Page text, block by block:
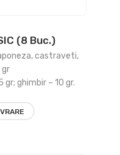
Add
wishlist
(8 Buc.)
castraveti,
gr
gr; ghimbir – 10 gr.